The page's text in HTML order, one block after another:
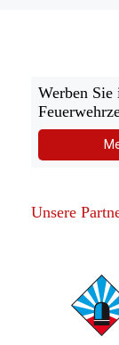
Werben Sie
Unsere